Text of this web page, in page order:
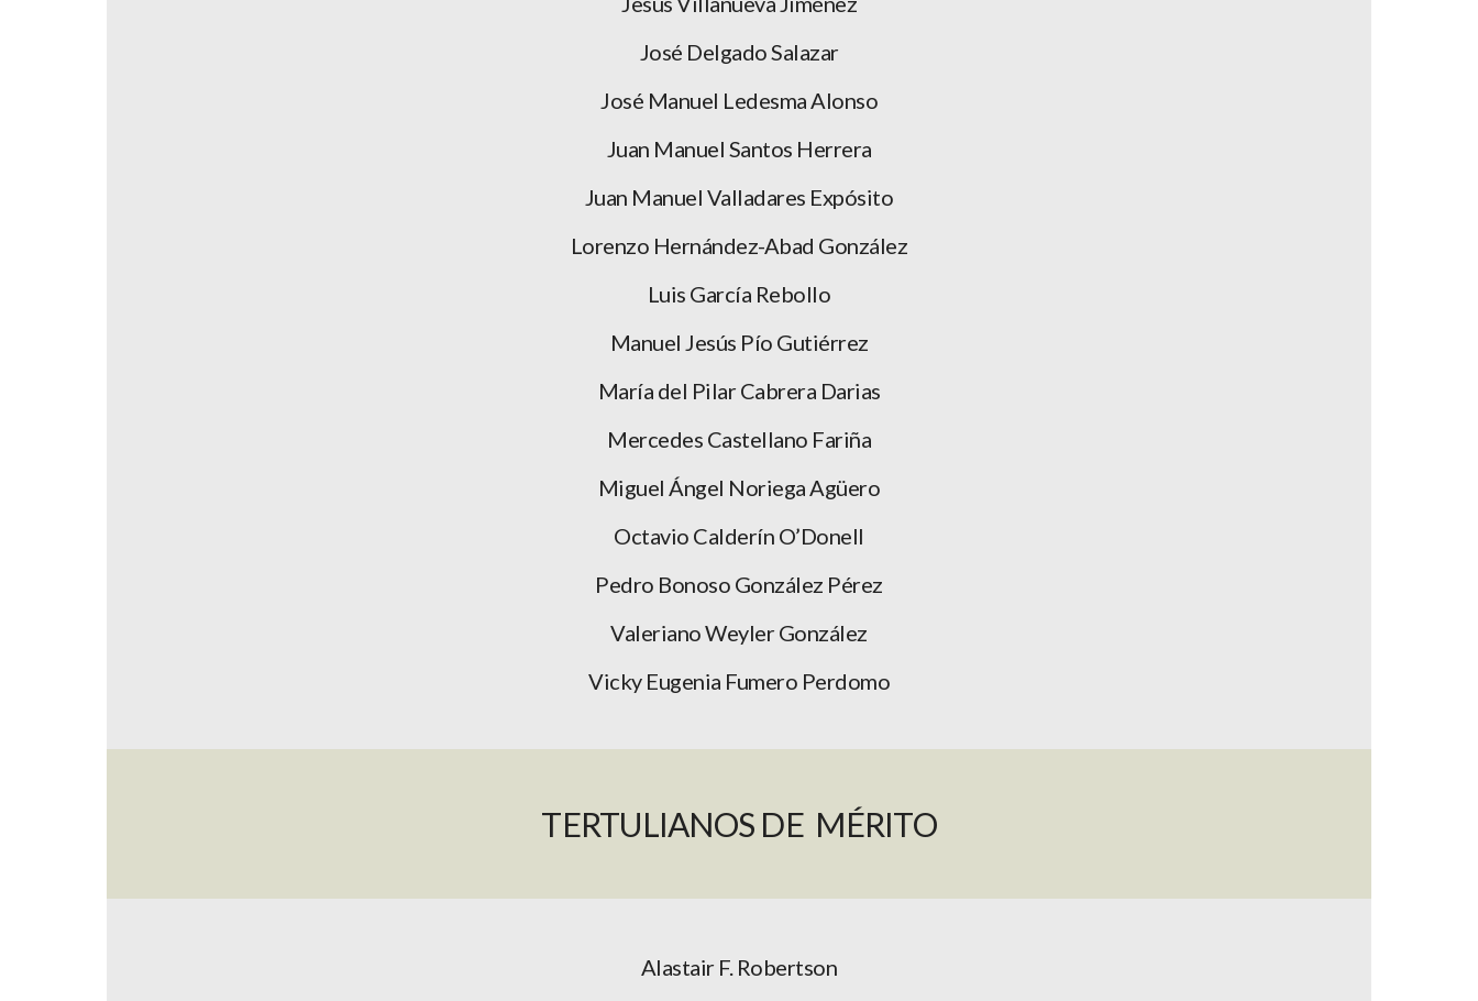
José Delgado Salazar
José Manuel Ledesma Alonso
Juan Manuel Santos Herrera
Juan Manuel Valladares Expósito
Lorenzo Hernández-Abad González
Luis García Rebollo
Manuel Jesús Pío Gutiérrez
María del Pilar Cabrera Darias
Mercedes Castellano Fariña
Miguel Ángel Noriega Agüero
Octavio Calderín O’Donell
Pedro Bonoso González Pérez
Valeriano Weyler González
Vicky Eugenia Fumero Perdomo
TERTULIANOS DE MÉRITO
Alastair F. Robertson